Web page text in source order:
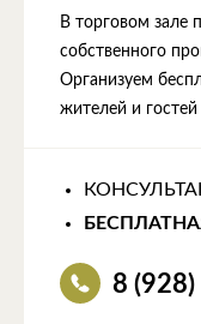
В торговом зале
собственного
Организуем
жителей и
8